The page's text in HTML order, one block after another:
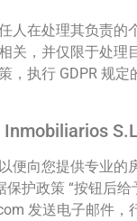
人在处理其负责的
关，并仅限于处理
，执行 GDPR 规
便向您提供专业的
护政策 “按钮后
发送电子邮件，